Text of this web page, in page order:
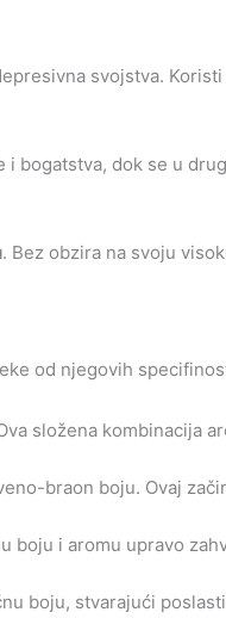
svojstva.
bogatstva, dok se u
. Bez obzira na svoju
od njegovih
složena kombinacija
braon boju. Ovaj
i aromu upravo
boju, stvarajući